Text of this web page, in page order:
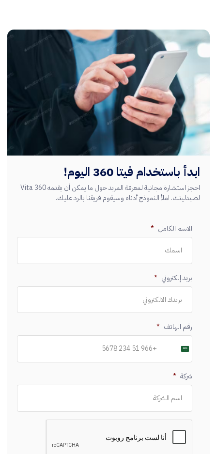
ابدأ باستخدام فيتا 360 اليوم!
احجز استشارة مجانية لمعرفة المزيد حول ما يمكن أن يقدمه Vita 360
لصيدليتك. املأ النموذج أدناه وسيقوم فريقنا بالرد عليك.
الاسم الكامل *
بريد إلكتروني *
رقم الهاتف *
Saudi
Arabia
+966شركة *